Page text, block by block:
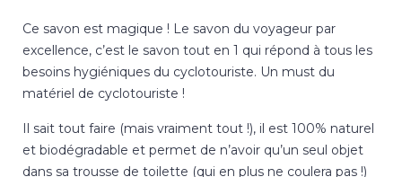
Ce savon est magique ! Le savon du voyageur par
excellence, c’est le savon tout en 1 qui répond à tous les
besoins hygiéniques du cyclotouriste. Un must du
matériel de cyclotouriste !
Il sait tout faire (mais vraiment tout !), il est 100% naturel
et biodégradable et permet de n’avoir qu’un seul objet
dans sa trousse de toilette (qui en plus ne coulera pas !)